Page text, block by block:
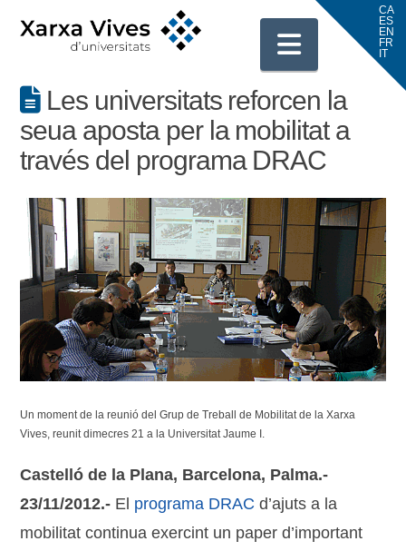
Les universitats reforcen la
seua aposta per la mobilitat a
través del programa DRAC
Un moment de la reunió del Grup de Treball de Mobilitat de la Xarxa
Vives, reunit dimecres 21 a la Universitat Jaume I.
Castelló de la Plana, Barcelona, Palma.-
23/11/2012.- El programa DRAC d’ajuts a la
mobilitat continua exercint un paper d’important